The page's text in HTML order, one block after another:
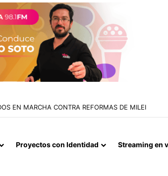
EN MARCHA CONTRA REFORMAS DE MILEI
Proyectos con Identidad Streaming en